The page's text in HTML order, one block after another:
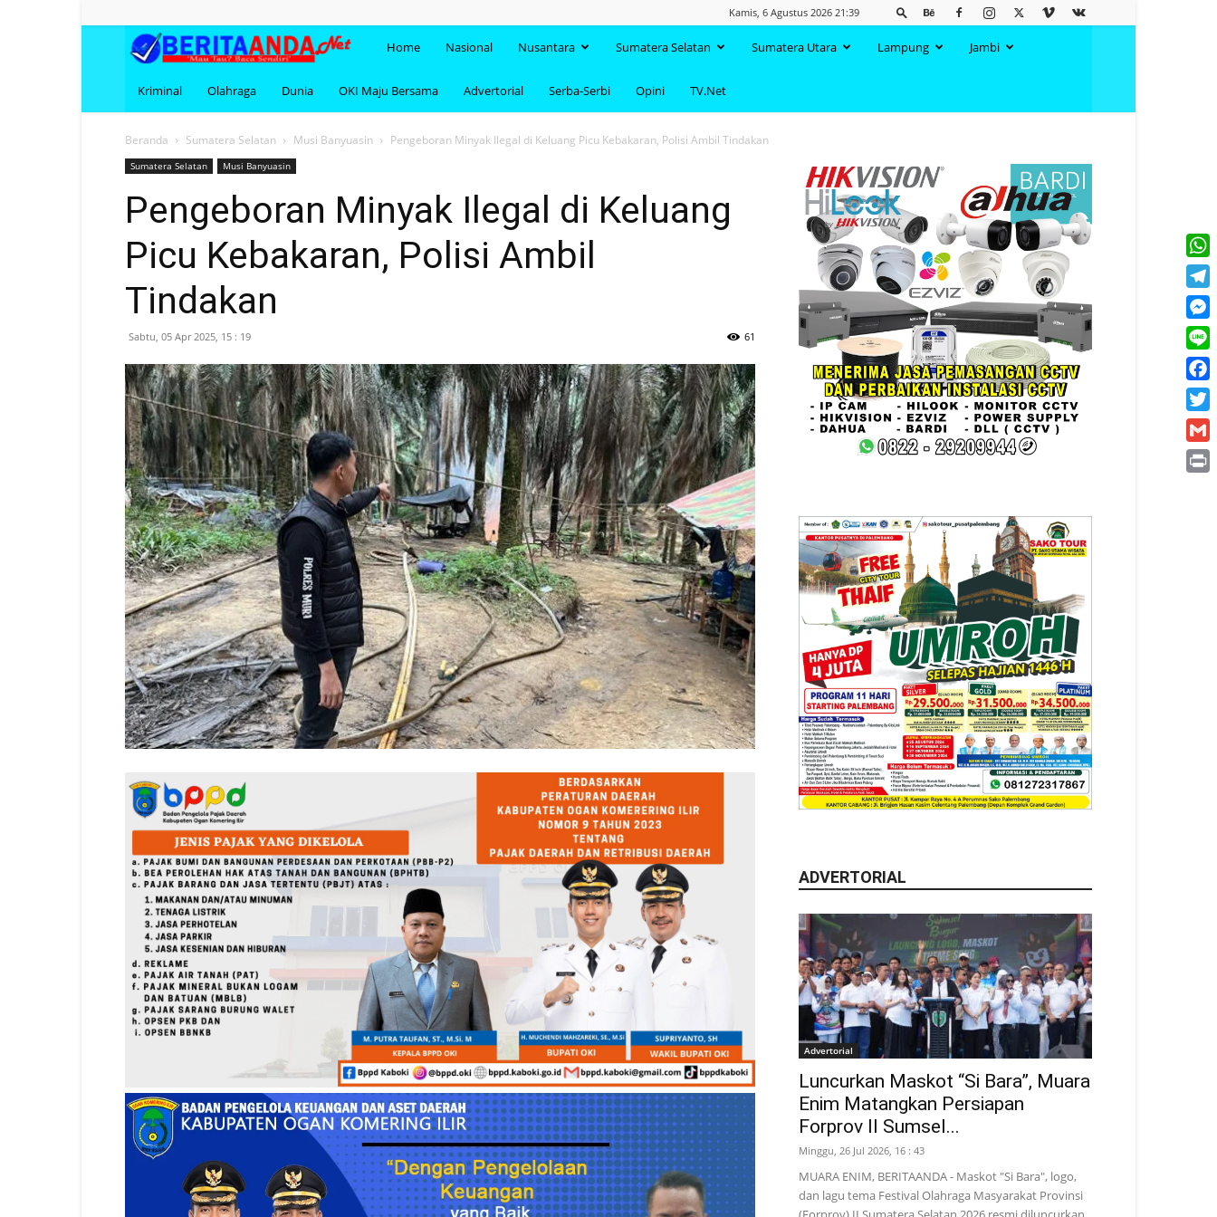
Kamis, 6 Agustus 2026 21:39
BERITAANDA.NET
Home Nasional Nusantara Sumatera Selatan Sumatera Utara Lampung Jambi
Kriminal Olahraga Dunia OKI Maju Bersama Advertorial Serba-Serbi Opini TV.Net
Beranda Sumatera Selatan Musi Banyuasin Pengeboran Minyak Ilegal di Keluang Picu Kebakaran, Polisi Ambil Tindakan
Sumatera Selatan Musi Banyuasin
Pengeboran Minyak Ilegal di Keluang
Picu Kebakaran, Polisi Ambil
Tindakan
Sabtu, 05 Apr 2025, 15 : 19 61
ADVERTORIAL
Advertorial
Luncurkan Maskot “Si Bara”, Muara
Enim Matangkan Persiapan
Forprov II Sumsel...
Minggu, 26 Jul 2026, 16 : 43
MUARA ENIM, BERITAANDA - Maskot "Si Bara", logo,
dan lagu tema Festival Olahraga Masyarakat Provinsi
Line